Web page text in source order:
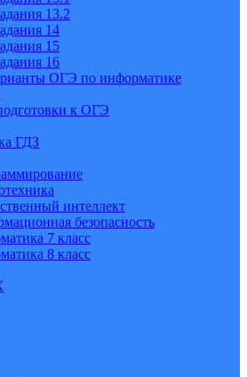
13.2
14
15
16
ОГЭ по информатике
к ОГЭ
ГДЗ
интеллект
безопасность
7 класс
8 класс